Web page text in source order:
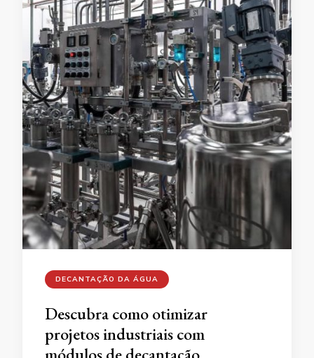
DECANTAÇÃO DA ÁGUA
Descubra como otimizar
projetos industriais com